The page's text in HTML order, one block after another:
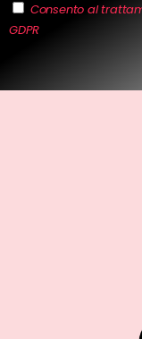
Consento al
GDPR